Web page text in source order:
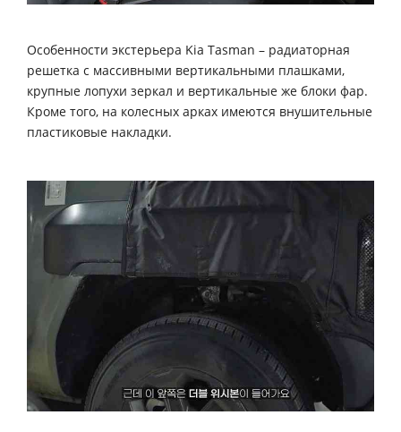
Особенности экстерьера Kia Tasman – радиаторная
решетка с массивными вертикальными плашками,
крупные лопухи зеркал и вертикальные же блоки фар.
Кроме того, на колесных арках имеются внушительные
пластиковые накладки.